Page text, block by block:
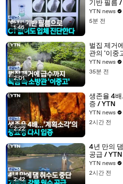
1:46
기반 필름
YTN news
5분 전
2:01
벌집 제거
관의 '이중
YTN news
35분 전
2:22
생존율 4
증 / YTN
YTN news
2시간 전
2:42
4년 만의
공급 / YTN
YTN news
2시간 전